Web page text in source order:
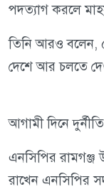
পদত্যাগ করলে
‎তিনি আরও বলেন,
দেশে আর চলতে
আগামী দিনে
এনসিপির রামগঞ্জ
রাখেন এনসিপির